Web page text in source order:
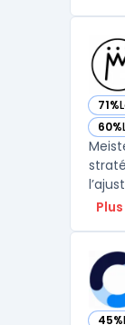
71%
—
60%
—
45%